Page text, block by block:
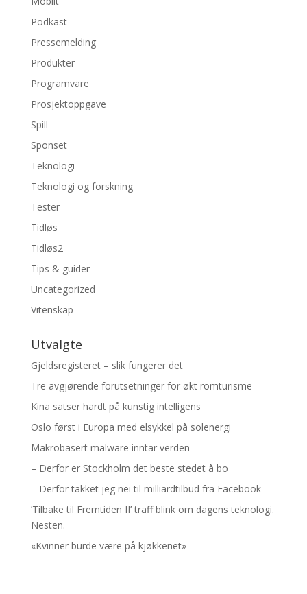
Podkast
Pressemelding
Produkter
Programvare
Prosjektoppgave
Spill
Sponset
Teknologi
Teknologi og forskning
Tester
Tidløs
Tidløs2
Tips & guider
Uncategorized
Vitenskap
Utvalgte
Gjeldsregisteret – slik fungerer det
Tre avgjørende forutsetninger for økt romturisme
Kina satser hardt på kunstig intelligens
Oslo først i Europa med elsykkel på solenergi
Makrobasert malware inntar verden
– Derfor er Stockholm det beste stedet å bo
– Derfor takket jeg nei til milliardtilbud fra Facebook
’Tilbake til Fremtiden II’ traff blink om dagens teknologi.
Nesten.
«Kvinner burde være på kjøkkenet»